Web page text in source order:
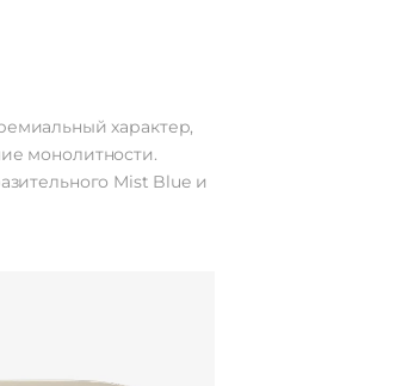
характер,
монолитности.
Mist Blue и